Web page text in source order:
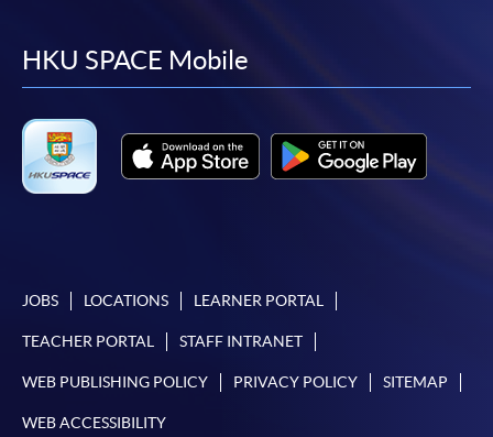
*香港大學專業進修學院Mastercard卡
學中心作付款安排。
如欲了解如何於網上報讀新課程及繳費，請瀏覽網上
報讀同一學歷頒授課程內其他單元
facebook
youtube
linkedin
HKU SPACE Mobile
JOBS LOCATIONS LEARNER PORTAL
TEACHER PORTAL STAFF INTRANET
WEB PUBLISHING POLICY PRIVACY POLICY SITEMAP
WEB ACCESSIBILITY